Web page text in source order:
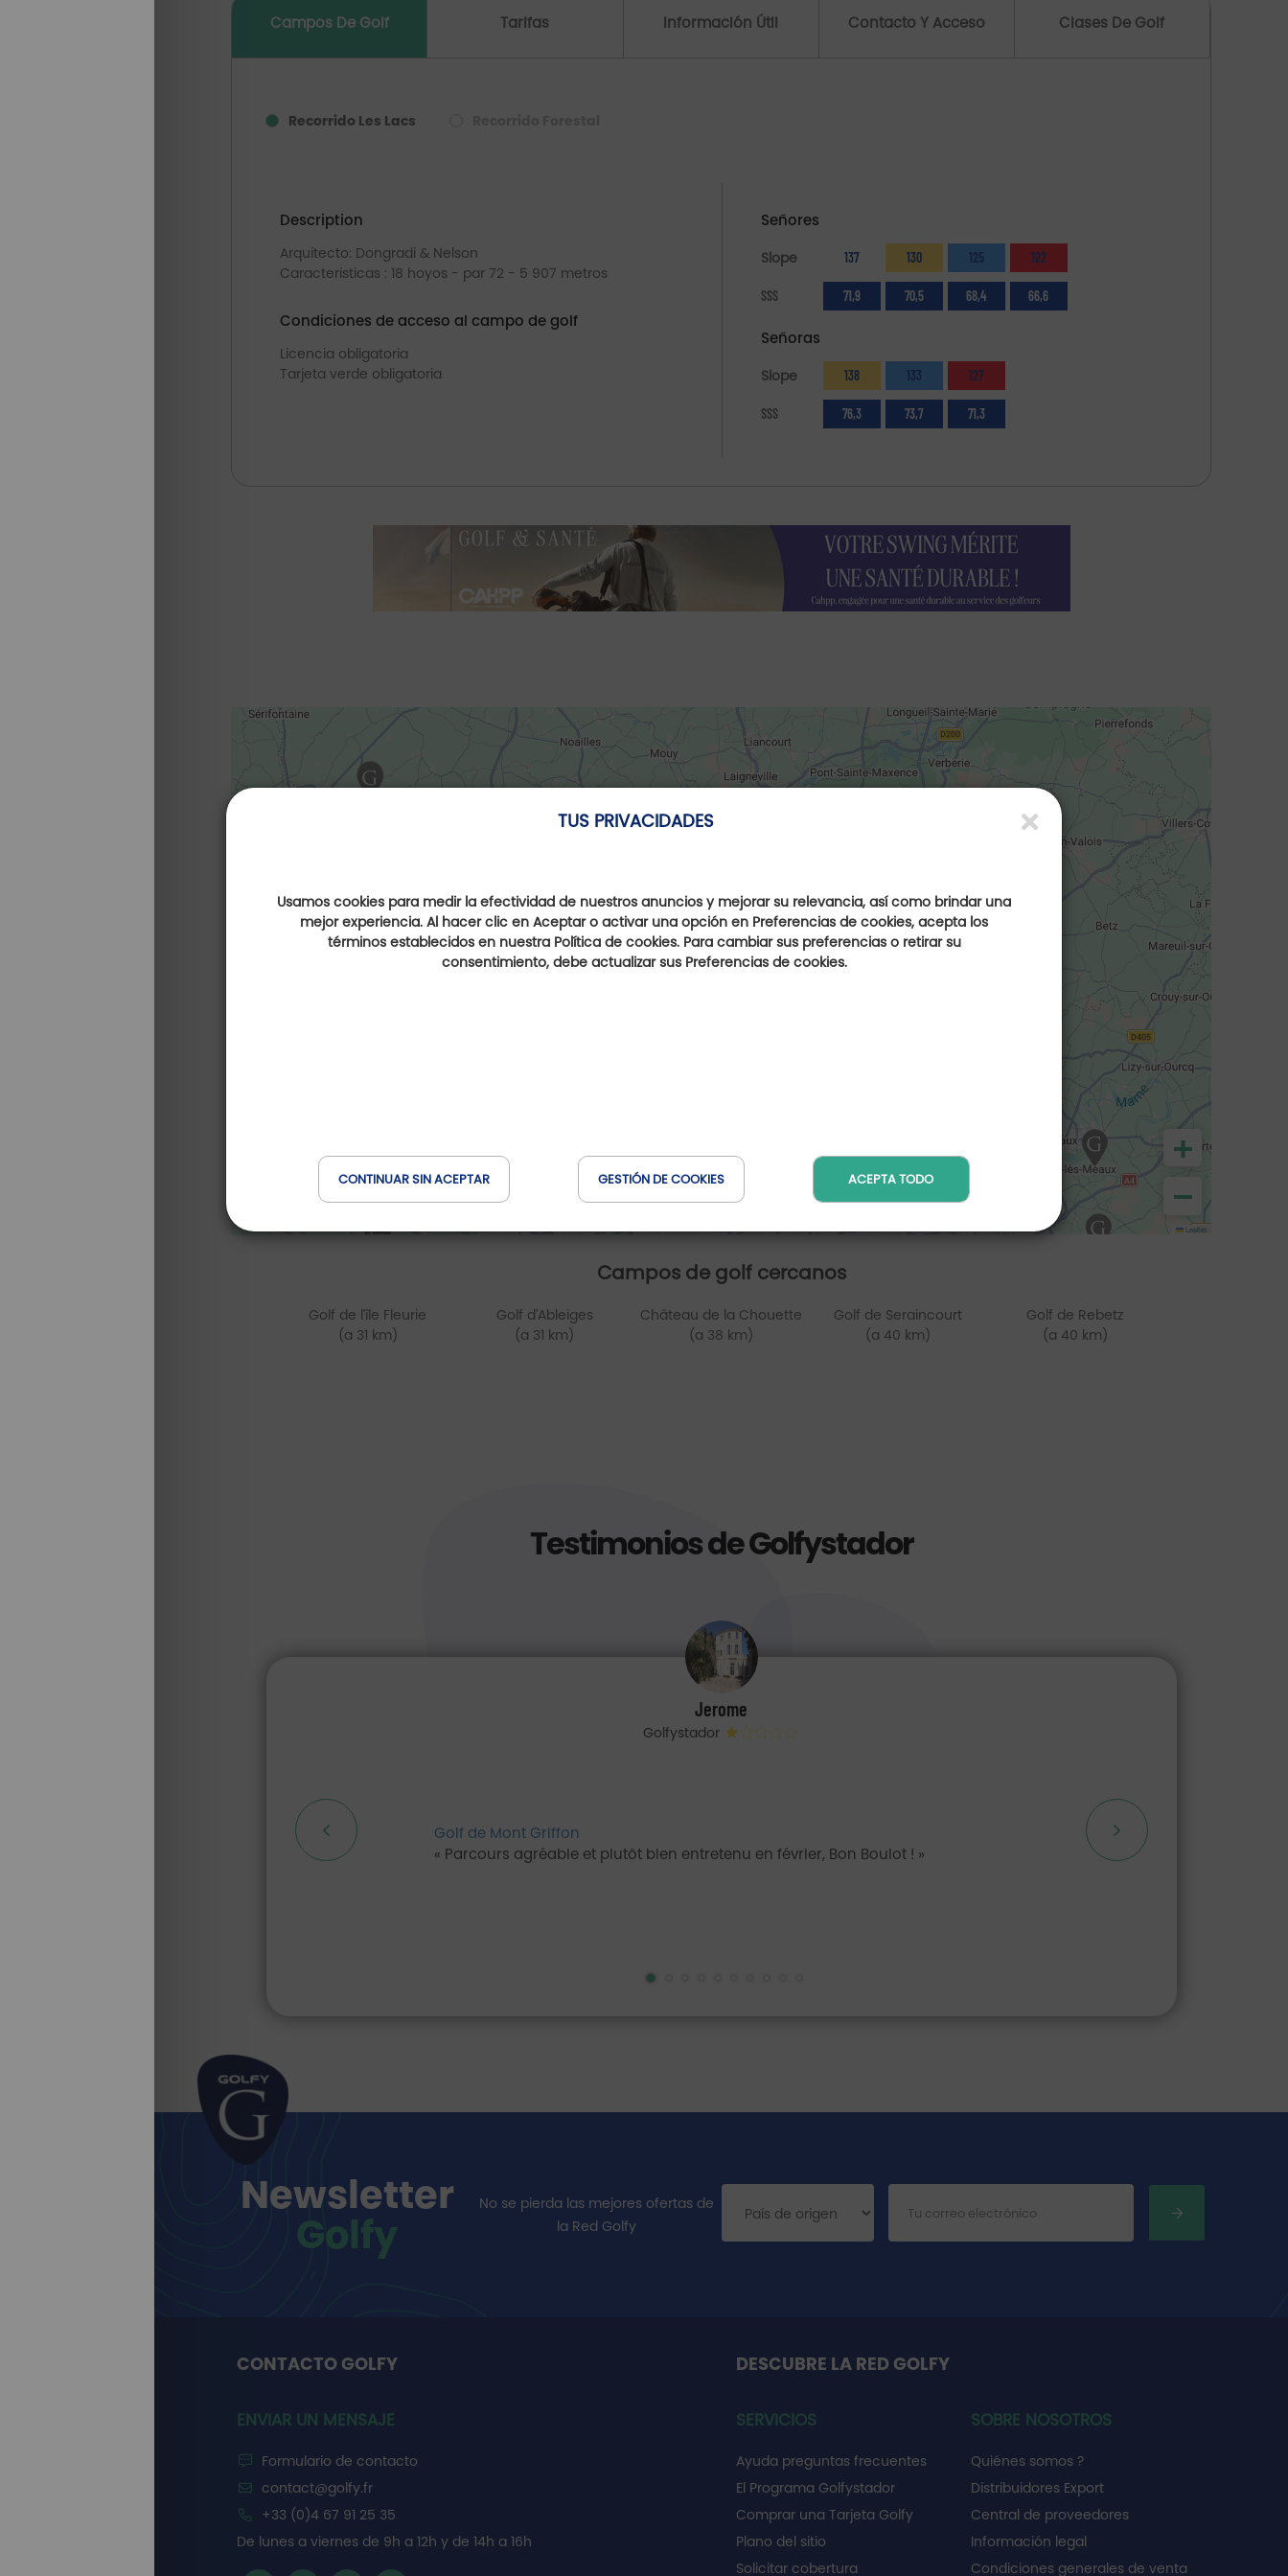
TUS PRIVACIDADES
Usamos cookies para medir la efectividad de nuestros anuncios y mejorar su relevancia, así como brindar una
mejor experiencia. Al hacer clic en Aceptar o activar una opción en Preferencias de cookies, acepta los
términos establecidos en nuestra Política de cookies. Para cambiar sus preferencias o retirar su
consentimiento, debe actualizar sus Preferencias de cookies.
CONTINUAR SIN ACEPTAR GESTIÓN DE COOKIES ACEPTA TODO
Campos De Golf Tarifas Información Útil Contacto Y Acceso Clases De Golf
Recorrido Les Lacs
Description
Arquitecto: Dongradi & Nelson
Caracteristicas : 18 hoyos - par 72 - 5 907 metros
Condiciones de acceso al campo de golf
Licencia obligatoria
Tarjeta verde obligatoria
Señores
Slope 137 130 125 122
SSS 71,9 70,5 68,4 66,6
Señoras
Slope 138 133 127
SSS 76,3 73,7 71,3
+
−
Leaflet
Campos de golf cercanos
Golf de l'île Fleurie
(a 31 km)
Golf d'Ableiges
(a 31 km)
Château de la Chouette
(a 38 km)
Golf de Seraincourt
(a 40 km)
Golf de Rebetz
(a 40 km)
Testimonios de Golfystador
Jerome
Golfystador
Golf de Mont Griffon
Parcours agréable et plutôt bien entretenu en février, Bon Boulot !
Newsletter
Golfy
No se pierda las mejores ofertas de
la Red Golfy
CONTACTO GOLFY
ENVIAR UN MENSAJE
Formulario de contacto
contact@golfy.fr
+33 (0)4 67 91 25 35
De lunes a viernes de 9h a 12h y de 14h a 16h
DESCUBRE LA RED GOLFY
SERVICIOS
Ayuda preguntas frecuentes
El Programa Golfystador
Comprar una Tarjeta Golfy
Plano del sitio
Solicitar cobertura
SOBRE NOSOTROS
Quiénes somos ?
Distribuidores Export
Central de proveedores
Información legal
Condiciones generales de venta